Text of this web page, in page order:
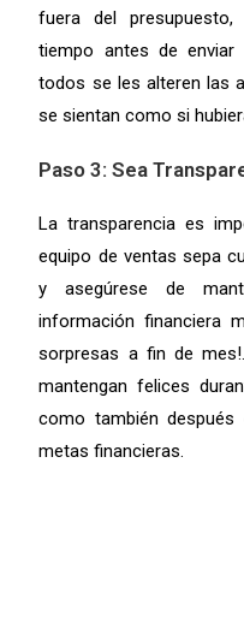
fuera del
tiempo antes de
todos se les alteren las
se sientan como si
Paso 3: Sea
La transparencia es
equipo de ventas sepa
y asegúrese de
información financiera
sorpresas a fin de
mantengan felices
como también
metas financieras.